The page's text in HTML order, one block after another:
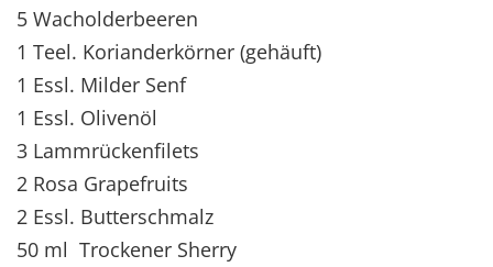
5 Wacholderbeeren
1 Teel. Korianderkörner (gehäuft)
1 Essl. Milder Senf
1 Essl. Olivenöl
3 Lammrückenfilets
2 Rosa Grapefruits
2 Essl. Butterschmalz
50 ml Trockener Sherry